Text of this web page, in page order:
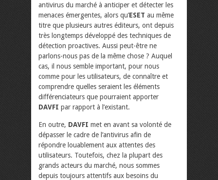
antivirus du marché à anticiper et détecter les
menaces émergentes, alors qu’ESET au même
titre que plusieurs autres éditeurs, ont depuis
très longtemps développé des techniques de
détection proactives. Aussi peut-être ne
parlons-nous pas de la même chose ? Auquel
cas, il nous semble important, pour nous
comme pour les utilisateurs, de connaître et
comprendre quelles seraient les éléments
différenciateurs que pourraient apporter
DAVFI par rapport à l’existant.
En outre, DAVFI met en avant sa volonté de
dépasser le cadre de l’antivirus afin de
répondre louablement aux attentes des
utilisateurs. Toutefois, chez la plupart des
grands acteurs du marché, nous sommes
depuis toujours attentifs aux besoins du